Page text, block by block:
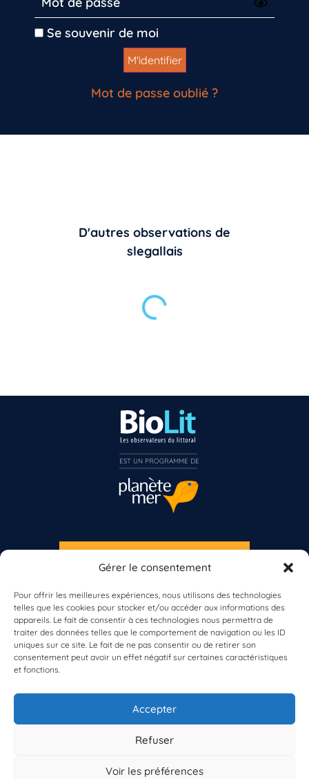
Pour offrir les meilleures expériences, nous utilisons des technologies telles
que les cookies pour stocker et/ou accéder aux informations des appareils.
fait de consentir à ces technologies nous permettra de traiter des données
négatif sur certaines caractéristiques et fonctions.
Se souvenir de moi
Mot de passe oublié ?
D'autres observations de
slegallais
Validée
Prionace glauca
slegallais
Vous n’êtes pas encore inscrit à Biolit ?